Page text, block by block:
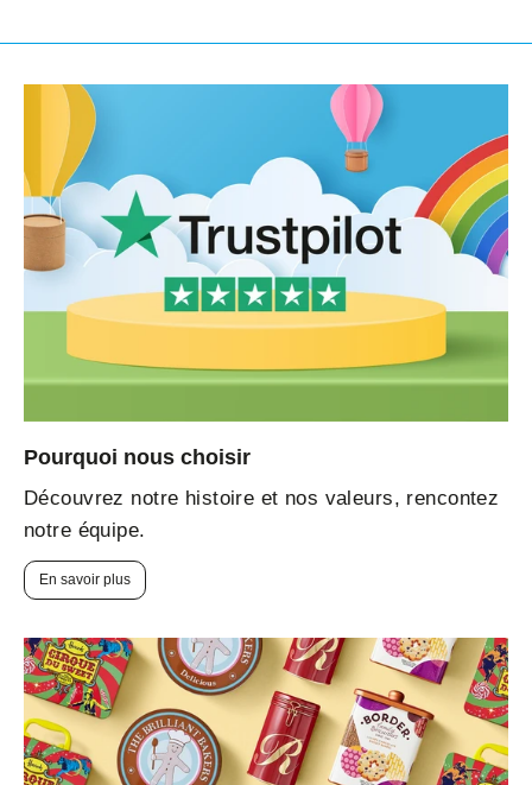
Pourquoi nous choisir
Découvrez notre histoire et nos valeurs, rencontez
notre équipe.
En savoir plus